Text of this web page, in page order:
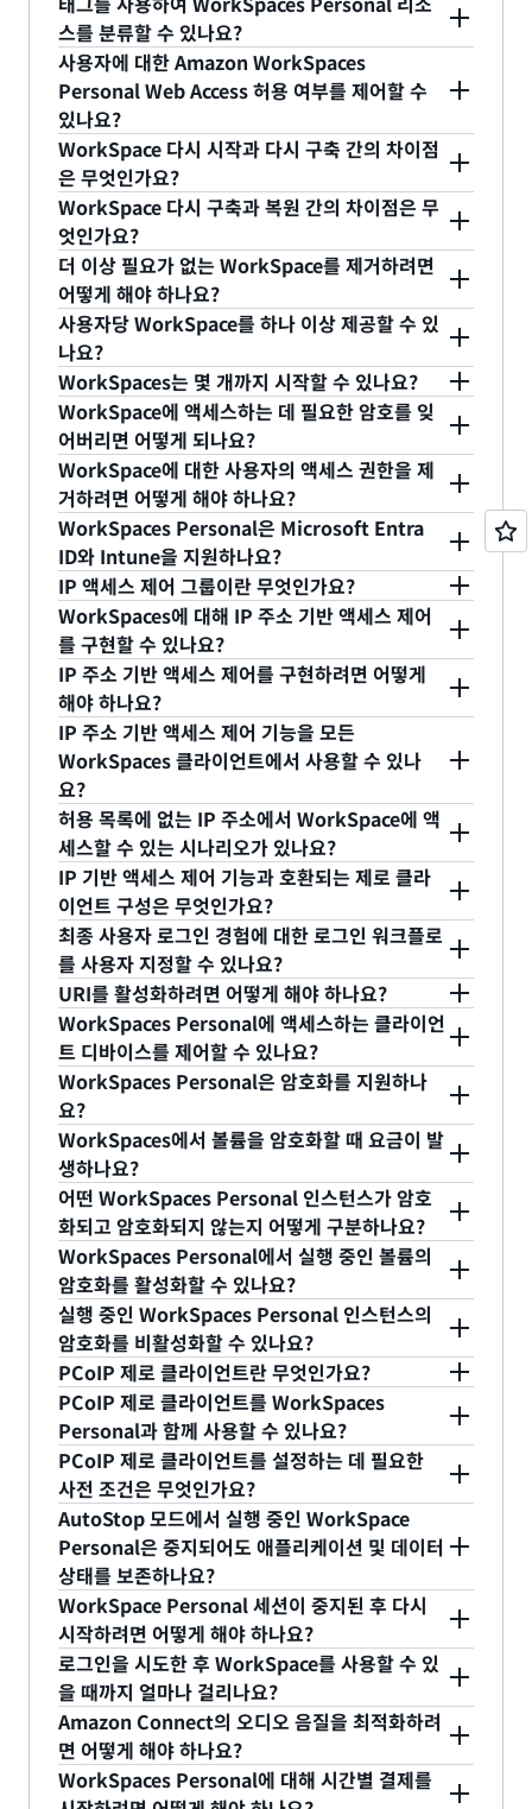
다. 자세한 내용은WorkSpace 실행 모드 관리를 참
조하세요. 현재 AutoStop WorkSpaces의 유지 관
리 기간은 구성할 수 없습니다.
WorkSpaces에 설치한 모든 타사 애플리케이션을
업데이트해야 합니다.
사전 알림을 받으려는 경우 자세한 내용은Microsoft
보안 공지 사전 알림을 참조하세요.
WorkSpaces는 각 WorkSpaces 리전에서 호스팅되
는 사전 구성된 소프트웨어 리포지토리를 통해 업데
이트됩니다. 업데이트는 자동으로 설치됩니다. 재부
팅이 필요한 패치와 업데이트는 주간 유지 관리 기간
에 설치됩니다. 다른 모든 애플리케이션의 경우 업데
이트는 각 애플리케이션에 대한 자동 업데이트 서비
스(사용 가능한 경우)를 통해 제공될 수 있습니다. 자
동 업데이트 서비스가 제공되지 않는 애플리케이션의
경우 소프트웨어 공급업체의 권장 업데이트 접근 방
식을 검토한 후 필요하면 이에 따라야 합니다.
AWS Console을 사용하여 WorkSpaces를 프로비
저닝, 다시 시작, 다시 구축, 복원 및 삭제할 수 있습니
다. WorkSpaces의 기본 OS를 관리하려면, 그룹 정
책과 같은 표준 Microsoft Active Directory 도구 또
는 원하는 Linux 오케스트레이션 도구를 사용하여
WorkSpaces를 관리할 수 있습니다. WorkSpaces
를 기존 Active Directory 도메인과 통합한 경우 기
존 온프레미스 데스크톱에 사용 중인 것과 동일한 도
구 및 기술을 사용하여 WorkSpaces를 관리할 수 있
습니다. 기존 Active Directory와 통합하지 않은 경
우 Directory Administration WorkSpace를 설정
하여 관리 작업을 수행할 수 있습니다. 자세한 내용은
설명서를 참조하십시오. 셀프 서비스 관리를 활성화
하여 WorkSpaces 사용자가 직접 일반적인 태스크
를 수행할 수도 있습니다. 이 기능을 활성화하면
WorkSpaces 사용자가 다시 시작, 다시 구축, 복원,
볼륨 크기 증가, 컴퓨팅 유형 변경 및 실행 모드 변경
같은 작업을 IT 또는 헬프데스크의 개입 없이
WorkSpaces 클라이언트에서 직접 수행할 수 있습
니다.
스를 분류할 수 있나요?
예. WorkSpaces, WorkSpaces에 등록된 디렉터리,
이미지, 사용자 지정 번들 및 IP 액세스 제어 그룹 등
기존 WorkSpaces 리소스에 태그를 지정할 수 있습
니다. WorkSpaces 및 IP 액세스 제어 그룹을 새로
만드는 동안 태그를 지정할 수도 있습니다. AWS
Management Console, AWS Command Line
Interface 또는 Amazon WorkSpaces API를 사용
하여 각각의 WorkSpaces 리소스에 최대 50개의 태
그(키/값 페어)를 할당할 수 있습니다. Amazon
WorkSpaces 리소스에 태그를 할당하는 방법을 자
세히 알아보려면WorkSpaces 리소스 태그 지정웹
페이지에 설명된 단계를 따릅니다.
사용자에 대한 Amazon WorkSpaces
Personal Web Access 허용 여부를 제어할 수
있나요?
예. AWS Console에서 디렉터리 세부 정보 페이지로
이동하여 디렉터리에 있는 Amazon WorkSpaces에
Web Access를 사용하여 액세스하도록 허용할지 제
어할 수 있습니다. 참고: 이 설정은 개별 Amazon
WorkSpace 수준이 아니라, 디렉터리 내 모든
WorkSpaces에 적용됩니다.
WorkSpace 다시 시작과 다시 구축 간의 차이점
은 무엇인가요?
다시 시작은 일반 OS(운영 체제)를 다시 부팅하는 것
과 같습니다. 다시 구축은 WorkSpace의 사용자 볼
륨을 유지하되 WorkSpaces를 원래 상태로 되돌리
므로, 시스템 드라이브에서 변경된 내용은 유지되지
않습니다.
WorkSpace 다시 구축과 복원 간의 차이점은 무
엇인가요?
다시 구축은 WorkSpace의 사용자 볼륨을 유지하되
WorkSpaces를 원래 상태로 되돌리므로, 시스템 드
라이브에서 변경된 내용은 유지되지 않습니다. 복원
은 WorkSpace에서 루트 및 사용자 볼륨 모두를 유
지하되 서비스가 탐지한 마지막 상태로 WorkSpace
를 되돌립니다.
더 이상 필요가 없는 WorkSpace를 제거하려면
어떻게 해야 하나요?
더 이상 필요가 없는 WorkSpace는 "삭제"하여 제거
할 수 있습니다. 그러면 WorkSpace를 지원하는 기
본 인스턴스가 제거되고 그에 따라 WorkSpace도 없
어집니다. WorkSpace를 삭제하면 WorkSpace에
연결된 볼륨에 저장된 모든 데이터도 제거되므로
WorkSpace를 삭제하기 전에 보관해야 할 모든 데이
터를 저장했는지 확인하세요.
사용자당 WorkSpace를 하나 이상 제공할 수 있
나요?
아니오. 각 사용자에게는 WorkSpace를 하나만 제공
할 수 있습니다.
WorkSpaces는 몇 개까지 시작할 수 있나요?
필요한 만큼 여러 WorkSpaces를 시작할 수 있습니
다. WorkSpaces에는 기본 한도가 설정되어 있지만,
여기에서 이러한 한도 증가를 요청할 수 있습니다.
WorkSpaces의 기본 한도를 확인하려면설명서로
참조하세요.
WorkSpace에 액세스하는 데 필요한 암호를 잊
어버리면 어떻게 되나요?
AD Connector 또는 AWS Microsoft AD를 사용하
여 기존 Active Directory 도메인과 통합한 경우, 사
용자는 내부 헬프데스크에 문의하는 등 도메인에 마
련되어 있는 암호 찾기 프로세스를 따르면 됩니다. 사
용자가 WorkSpaces 서비스에서 관리하는 디렉터리
에 저장된 자격 증명을 사용하는 경우에는 Amazon
WorkSpaces 클라이언트 애플리케이션에서 [암호
찾기(Forgot Password)] 링크를 클릭하여 암호를
재설정할 수 있습니다.
WorkSpace에 대한 사용자의 액세스 권한을 제
거하려면 어떻게 해야 하나요?
자신의 WorkSpaces에 대한 사용자의 액세스 권한
을 제거하려면 WorkSpaces 서비스에서 관리하는
디렉터리 또는 WorkSpaces 서비스와 통합한 기존
Active Directory에서 사용자 계정을 비활성화합니
다.
WorkSpaces Personal은 Microsoft Entra
ID와 Intune을 지원하나요?
예. WorkSpaces Personal은 AD 및 비 AD 도메인
에 가입된 가상 데스크톱을 지원합니다. Entra ID를
ID 관리에 사용하기 위해 AWS IAM Identity
Center(IdC)는 ID 브로커 역할을 하여 사용자 ID 데
이터가 AWS와 Entra ID 같은 클라우드 기반 ID 제공
업체 간에 자동으로 동기화 상태를 유지하도록 합니
다. WorkSpaces Personal은 Intune도 기본적으로
지원합니다. Windows Autopilot을 활용하면 프로
비저닝 중에 Windows 10 및 11 가상 데스크톱이 자
동으로 Intune에 등록되고 나중에 Entra ID에 연결
됩니다.
IP 액세스 제어 그룹이란 무엇인가요?
IP 액세스 제어 그룹은 WorkSpaces에 액세스하도
록 허용되는 신뢰할 수 있는 IP 주소를 지정할 수 있
는 기능입니다. 액세스 제어 그룹은 규칙 세트로 이루
어져 있으며, 각 규칙은 특정한 허용 IP 주소나 주소
범위를 설정합니다. 이 기능을 사용하면 최대 25개의
IP 액세스 제어 그룹과 그룹당 최대 10개의 규칙을 생
성하여 Amazon WorkSpaces에 액세스할 수 있는
IP 주소 또는 IP 범위를 지정할 수 있습니다.
WorkSpaces에 대해 IP 주소 기반 액세스 제어
를 구현할 수 있나요?
예. 이 기능을 사용하면 최대 25개의 IP 액세스 제어
그룹과 그룹당 최대 10개의 규칙을 생성하여
Amazon WorkSpaces에 액세스할 수 있는 IP 주소
또는 IP 범위를 지정할 수 있습니다.
IP 주소 기반 액세스 제어를 구현하려면 어떻게
해야 하나요?
자세한 내용은 IP 액세스 제어 그룹을 참조하십시오.
IP 주소 기반 액세스 제어 기능을 모든
WorkSpaces 클라이언트에서 사용할 수 있나
요?
예. 이 기능은 macOS, iPad, Windows 데스크톱,
Android 태블릿 및 Web Access에서 사용할 수 있습
니다. 또한, 이 기능은 MFA를 사용하는 제로 클라이
언트도 지원합니다.
허용 목록에 없는 IP 주소에서 WorkSpace에 액
세스할 수 있는 시나리오가 있나요?
예. 초기 연결에는 허용 목록에 있는 IP 주소가 필요
합니다. Web Access가 활성화된 경우 Web Access
클라이언트를 통해 WorkSpaces에 액세스할 때, 사
용자의 자격 증명이 확인된 후 WorkSpaces 세션이
시작되기 전에 승인된 IP 주소가 승인되지 않은 IP 주
소로 바뀌면, 승인되지 않은 IP 주소에서
WorkSpace에 액세스할 수 있게 됩니다.
IP 기반 액세스 제어 기능과 호환되는 제로 클라
이언트 구성은 무엇인가요?
MFA를 사용하는 제로 클라이언트와 더불어
WorkSpaces에 연결할 때 PCoIP Connection
Manager를 사용하지 않는 모든 호환 가능한 제로 클
라이언트를 IP 기반 액세스 제어 기능과 함께 사용할
수 있습니다. IP 기반 액세스 제어 기능이 활성화된
경우 PCoIP Connection Manager를 통한 모든 연
결에서 WorkSpaces에 액세스할 수 없게 됩니다.
최종 사용자 로그인 경험에 대한 로그인 워크플로
를 사용자 지정할 수 있나요?
WorkSpaces에서는 URI(Uniform Resource
Identifier) WorkSpaces://를 사용하여
WorkSpaces 클라이언트를 열고 선택적으로 등록
코드, 사용자 이름 및/또는 다중 인증(MFA) 코드를 입
력하도록 지원합니다(조직에서 MFA를 지원하는 경
우).
URI를 활성화하려면 어떻게 해야 하나요?
Amazon WorkSpaces 관리 설명서의
WorkSpaces에 로그인하는 방법 사용자 지정섹션
에 설명된 WorkSpaces URI 형식 지정 방법에 따라
고유한 URI 링크를 생성할 수 있습니다. 사용자에게
이 링크를 제공함으로써 WorkSpaces 클라이언트가
설치된 모든 디바이스에서 URI를 사용하도록 활성화
할 수 있습니다. 등록 코드, 사용자 이름 및/또는 MFA
정보를 포함하도록 선택하는 경우 URI 링크에는 사
람이 읽을 수 있는 민감한 정보가 포함될 수 있으므
로, URI 정보를 어떻게 누구와 공유할지에 주의하시
기 바랍니다.
WorkSpaces Personal에 액세스하는 클라이언
트 디바이스를 제어할 수 있나요?
예. 클라이언트 OS 유형을 기반으로 하거나 디지털
인증서를 사용하여 WorkSpaces에 대한 액세스를
제한할 수 있습니다. macOS, Microsoft Windows,
Linux, iPadOS, Android, ChromeOS 및 제로 클라
이언트와 WorkSpaces Web Access 클라이언트에
대한 액세스를 차단하거나 허용하도록 선택할 수 있
습니다.
WorkSpaces Personal은 암호화를 지원하나
요?
예. WorkSpaces에서는 루트 볼륨과 사용자 볼륨 암
호화를 지원합니다. WorkSpaces는 WorkSpace를
생성할 때 암호화할 수 있는 EBS 볼륨을 사용하여 저
장된 데이터, 볼륨에 연결된 디스크 I/O 및 볼륨에서
생성된 스냅샷에 대한 암호화를 제공합니다.
WorkSpaces는 AWS KMS 서비스와 통합하여 볼륨
암호화에 사용하려는 키를 지정할 수 있습니다. 자세
한 내용은설명서에서 암호화된 WorkSpaces를 참
조하세요.
WorkSpaces에서 볼륨을 암호화할 때 요금이 발
생하나요?
WorkSpaces에서 볼륨을 암호화하는 데는 추가 비
용이 없지만 WorkSpaces 암호화에 사용되는 KMS
API 요청 및 사용자 지정 CMK에 대해서는 표준 AWS
KMS 요금을 지불해야 합니다.여기에서 AWS KMS
요금을 참조하세요. Amazon WorkSpaces 서비스
는 단일 WorkSpace를 시작, 재시작 또는 재구축할
때 KMS 서비스에 최대 5회의 API 직접 호출을 합니
다.
어떤 WorkSpaces Personal 인스턴스가 암호
화되고 암호화되지 않는지 어떻게 구분하나요?
WorkSpace의 암호화 여부는 AWS Management
Console 에서 또는 Amazon WorkSpaces API를
사용하여 확인할 수 있습니다. 또한 WorkSpace의
어떤 볼륨이 암호화되었는지와 WorkSpace를 암호
화하는 데 사용된 키 ARN을 구분할 수 있습니다. 예
를 들어, DescribeWorkSpaces API 직접 호출은 어
떤 볼륨(사용자 및/또는 루트)가 암호화되었는지와
WorkSpace를 암호화하는 데 사용된 ARN 키에 대
한 정보를 반환합니다.
WorkSpaces Personal에서 실행 중인 볼륨의
암호화를 활성화할 수 있나요?
WorkSpaces 암호화는 WorkSpaces가 생성 및 시
작되는 동안에만 지원됩니다.
실행 중인 WorkSpaces Personal 인스턴스의
암호화를 비활성화할 수 있나요?
WorkSpaces는 실행 중인 WorkSpace에 대한 암호
화 비활성화를 지원하지 않습니다. 암호화가 활성화
된 상태에서 WorkSpace를 시작하면 항상 암호화된
상태를 유지합니다.
PCoIP 제로 클라이언트란 무엇인가요?
PC-over-IP(PCoIP) 제로 클라이언트는
WorkSpaces에 액세스할 수 있는 단일 목적의 하드
웨어 디바이스입니다. 제로 클라이언트는 특별히
PCoIP 프로토콜을 위한 하드웨어 최적화 기능을 포
함하고 있으며, 관리가 거의 필요하지 않도록 설계되
었습니다.
PCoIP 제로 클라이언트를 WorkSpaces
Personal과 함께 사용할 수 있나요?
Amazon WorkSpaces Personal을 PCoIP 제로 클
라이언트와 함께 사용할 수 있습니다. PCoIP 제로 클
라이언트는 PCoIP WorkSpaces에서만 작동하며,
DCV WorkSpaces에서는 작동하지 않습니다. 자세
한 내용은 Teradici의 웹사이트를 참조하세요.
PCoIP 제로 클라이언트를 설정하는 데 필요한
사전 조건은 무엇인가요?
제로 클라이언트의 펌웨어 버전을 4.6.0(또는 이상)으
로 업데이트해야 합니다. Amazon DCV 프로토콜은
PCoIP 제로 클라이언트를 지원하지 않으므로
WorkSpace는 PCoIP 프로토콜을 사용해야 합니다.
클라이언트가 Amazon WorkSpaces에 성공적으로
연결될 수 있도록PCoIP 연결 관리자를 실행해야 합
니다. PCoIP 연결 관리자의 올바른 설정 방법에 대한
단계별 안내및 제로 클라이언트에필요한 펌웨어 검
색 및 설치방법에 대한 도움말은 Amazon
WorkSpaces 설명서를 참조하세요.
AutoStop 모드에서 실행 중인 WorkSpace
Personal은 중지되어도 애플리케이션 및 데이터
상태를 보존하나요?
WorkSpaces Personal은 중지되어도 애플리케이션
및 데이터 상태를 보존합니다. 다시 연결하면
WorkSpace가 모든 열린 문서와 실행 중이던 프로그
램이 그대로 재개됩니다. AutoStop
Graphics.g4dn, GraphicsPro.g4dn, Graphics 및
GraphicsPro WorkSpaces는 중지 시 데이터 및 프
로그램 상태를 보존하지 않습니다. 이러한 Autostop
WorkSpace Personal 세션이 중지된 후 다시
시작하려면 어떻게 해야 하나요?
Amazon WorkSpaces 클라이언트 애플리케이션에
서 WorkSpaces에 로그인하면 서비스가 사용자의
WorkSpace를 자동으로 다시 시작합니다. 로그인을
처음 시도할 때 클라이언트 애플리케이션이 사용자의
Amazon WorkSpace가 이전에 중지되었고
로그인을 시도한 후 WorkSpace를 사용할 수 있
을 때까지 얼마나 걸리나요?
WorkSpace가 아직 중지되지 않았다면 거의 바로 연
결됩니다. WorkSpace가 이미 중지된 경우에는 대부
분 2분 이내에 사용할 수 있습니다. BYOL AutoStop
Amazon Connect의 오디오 음질을 최적화하려
면 어떻게 해야 하나요?
Connect의 오디오 최적화 기능은 WorkSpaces 디
WorkSpaces Personal에 대해 시간별 결제를